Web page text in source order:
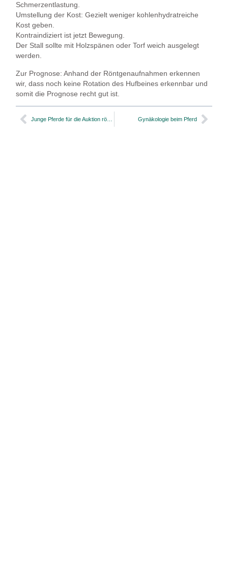
Schmerzentlastung.
Umstellung der Kost: Gezielt weniger kohlenhydratreiche
Kost geben.
Kontraindiziert ist jetzt Bewegung.
Der Stall sollte mit Holzspänen oder Torf weich ausgelegt
werden.
Zur Prognose: Anhand der Röntgenaufnahmen erkennen
wir, dass noch keine Rotation des Hufbeines erkennbar und
somit die Prognose recht gut ist.
Gynäkologie beim Pferd